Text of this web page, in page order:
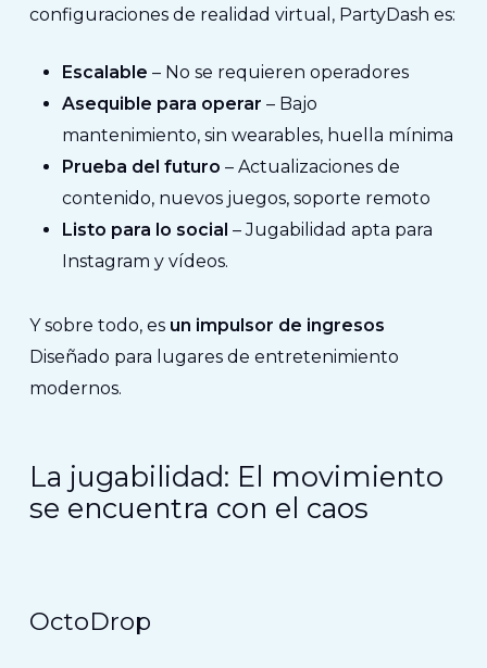
configuraciones de realidad virtual, PartyDash es:
Escalable – No se requieren operadores
Asequible para operar – Bajo
mantenimiento, sin wearables, huella mínima
Prueba del futuro – Actualizaciones de
contenido, nuevos juegos, soporte remoto
Listo para lo social – Jugabilidad apta para
Instagram y vídeos.
Y sobre todo, es un impulsor de ingresos
Diseñado para lugares de entretenimiento
modernos.
La jugabilidad: El movimiento
se encuentra con el caos
OctoDrop